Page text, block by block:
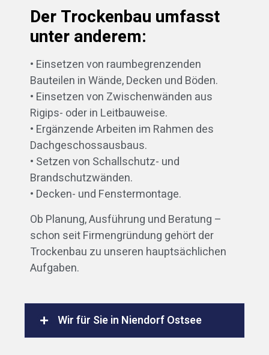
Der Trockenbau umfasst
unter anderem:
• Einsetzen von raumbegrenzenden
Bauteilen in Wände, Decken und Böden.
• Einsetzen von Zwischenwänden aus
Rigips- oder in Leitbauweise.
• Ergänzende Arbeiten im Rahmen des
Dachgeschossausbaus.
• Setzen von Schallschutz- und
Brandschutzwänden.
• Decken- und Fenstermontage.
Ob Planung, Ausführung und Beratung –
schon seit Firmengründung gehört der
Trockenbau zu unseren hauptsächlichen
Aufgaben.
Wir für Sie in Niendorf Ostsee